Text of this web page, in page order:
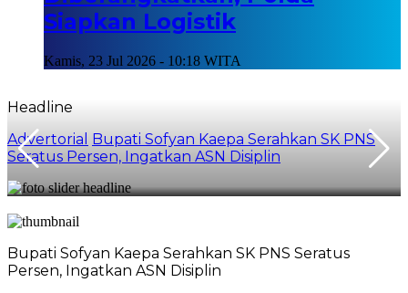
Siapkan Logistik
Kamis, 23 Jul 2026 - 10:18 WITA
Headline
Advertorial Bupati Sofyan Kaepa Serahkan SK PNS
Seratus Persen, Ingatkan ASN Disiplin
Bupati Sofyan Kaepa Serahkan SK PNS Seratus
Persen, Ingatkan ASN Disiplin